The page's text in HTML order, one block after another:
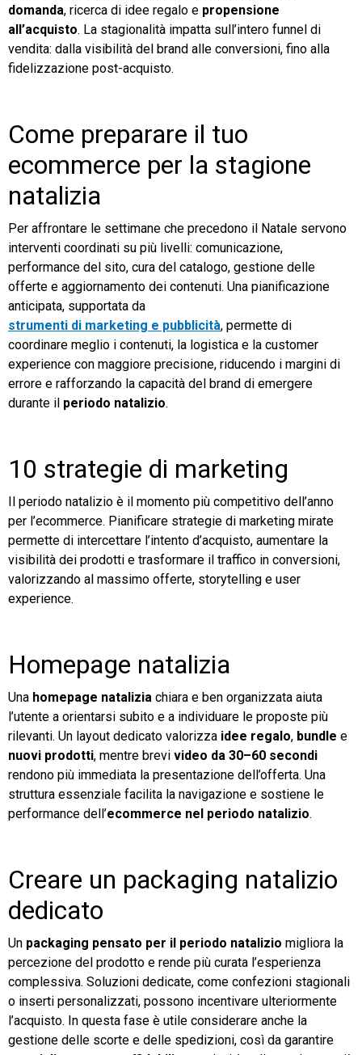
domanda, ricerca di idee regalo e propensione
all’acquisto. La stagionalità impatta sull’intero funnel di
vendita: dalla visibilità del brand alle conversioni, fino alla
fidelizzazione post-acquisto.
Come preparare il tuo
ecommerce per la stagione
natalizia
Per affrontare le settimane che precedono il Natale servono
interventi coordinati su più livelli: comunicazione,
performance del sito, cura del catalogo, gestione delle
offerte e aggiornamento dei contenuti. Una pianificazione
anticipata, supportata da
strumenti di marketing e pubblicità, permette di
coordinare meglio i contenuti, la logistica e la customer
experience con maggiore precisione, riducendo i margini di
errore e rafforzando la capacità del brand di emergere
durante il periodo natalizio.
10 strategie di marketing
Il periodo natalizio è il momento più competitivo dell’anno
per l’ecommerce. Pianificare strategie di marketing mirate
permette di intercettare l’intento d’acquisto, aumentare la
visibilità dei prodotti e trasformare il traffico in conversioni,
valorizzando al massimo offerte, storytelling e user
experience.
Homepage natalizia
Una homepage natalizia chiara e ben organizzata aiuta
l’utente a orientarsi subito e a individuare le proposte più
rilevanti. Un layout dedicato valorizza idee regalo, bundle e
nuovi prodotti, mentre brevi video da 30–60 secondi
rendono più immediata la presentazione dell’offerta. Una
struttura essenziale facilita la navigazione e sostiene le
performance dell’ecommerce nel periodo natalizio.
Creare un packaging natalizio
dedicato
Un packaging pensato per il periodo natalizio migliora la
percezione del prodotto e rende più curata l’esperienza
complessiva. Soluzioni dedicate, come confezioni stagionali
o inserti personalizzati, possono incentivare ulteriormente
l’acquisto. In questa fase è utile considerare anche la
gestione delle scorte e delle spedizioni, così da garantire